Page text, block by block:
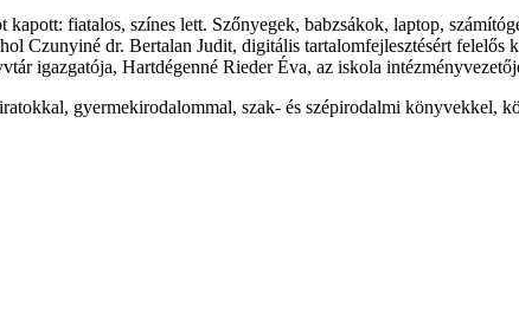
fiatalos, színes lett. Szőnyegek, babzsákok, laptop,
Czunyiné dr. Bertalan Judit, digitális tartalomfejlesztésért
igazgatója, Hartdégenné Rieder Éva, az iskola
gyermekirodalommal, szak- és szépirodalmi könyvekkel,